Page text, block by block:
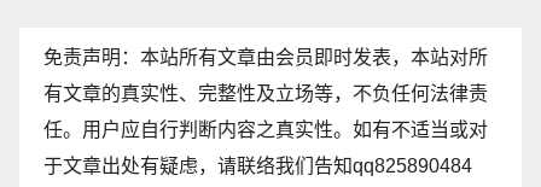
免责声明：本站所有文章由会员即时发表，本站对所
有文章的真实性、完整性及立场等，不负任何法律责
任。用户应自行判断内容之真实性。如有不适当或对
于文章出处有疑虑，请联络我们告知qq825890484